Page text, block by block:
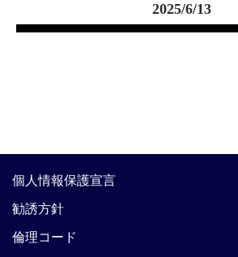
2025/6/13
個人情報保護宣言
勧誘方針
倫理コード